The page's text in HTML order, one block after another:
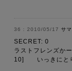
2010/05/17 サ
SECRET: 0
ラストフレンズ
10] いっきにとり